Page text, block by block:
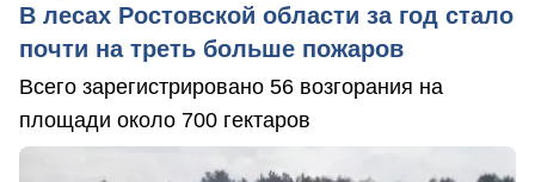
В лесах Ростовской области за год стало
почти на треть больше пожаров
Всего зарегистрировано 56 возгорания на
площади около 700 гектаров